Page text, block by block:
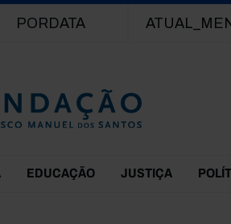
PORDATA
EDUCAÇÃO JUSTIÇA